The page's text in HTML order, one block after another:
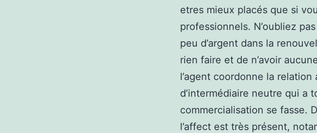
etres mieux placés que si
professionnels. N’oubliez
peu d’argent dans la
rien faire et de n’avoir
l’agent coordonne la
d’intermédiaire neutre qui a
commercialisation se fasse.
l’affect est très présent,